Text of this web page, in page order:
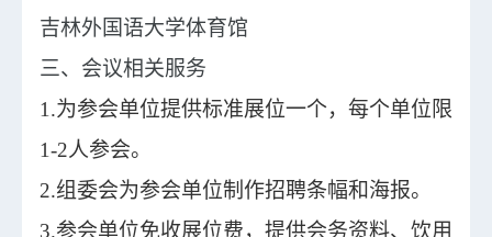
吉林外国语大学体育馆
三、会议相关服务
1.为参会单位提供标准展位一个，每个单位限
1-2人参会。
2.组委会为参会单位制作招聘条幅和海报。
3.参会单位免收展位费，提供会务资料、饮用